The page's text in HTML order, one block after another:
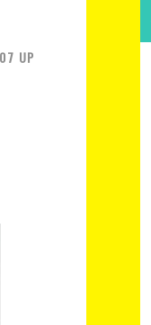
UP